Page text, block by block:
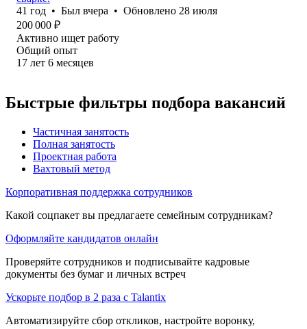
41 год • Был вчера • Обновлено 28 июля
200 000 ₽
Активно ищет работу
Общий опыт
17 лет 6 месяцев
Быстрые фильтры подбора вакансий
Частичная занятость
Полная занятость
Проектная работа
Вахтовый метод
Корпоративная поддержка сотрудников
Какой соцпакет вы предлагаете семейным сотрудникам?
Оформляйте кандидатов онлайн
Проверяйте сотрудников и подписывайте кадровые
документы без бумаг и личных встреч
Ускорьте подбор в 2 раза с Talantix
Автоматизируйте сбор откликов, настройте воронку,